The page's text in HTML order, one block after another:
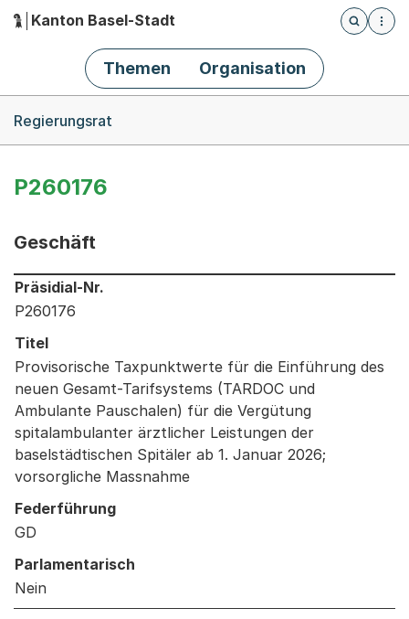
Hauptnavigation
Kanton Basel-Stadt
Öffnet
Themen Organisation
Regierungsrat
P260176
Geschäft
Informationen zum Ausgewählten Geschäft
Präsidial-Nr.
P260176
Titel
Provisorische Taxpunktwerte für die Einführung des
neuen Gesamt-Tarifsystems (TARDOC und
Ambulante Pauschalen) für die Vergütung
spitalambulanter ärztlicher Leistungen der
baselstädtischen Spitäler ab 1. Januar 2026;
vorsorgliche Massnahme
Federführung
GD
Parlamentarisch
Nein